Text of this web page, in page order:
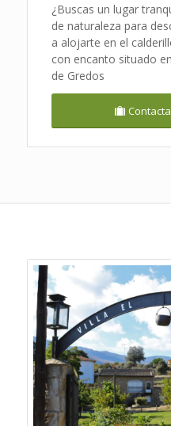
¿Buscas un lugar
de naturaleza para
a alojarte en el
con encanto situado
de Gredos